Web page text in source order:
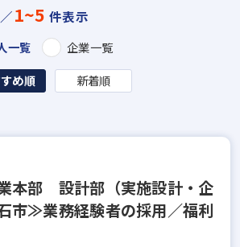
1~5 件表示
一覧 企業一覧
め順 新着順
本部 設計部（実施設計・企
市≫業務経験者の採用／福利